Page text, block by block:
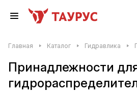
Главная Каталог Гидравлика
Принадлежности